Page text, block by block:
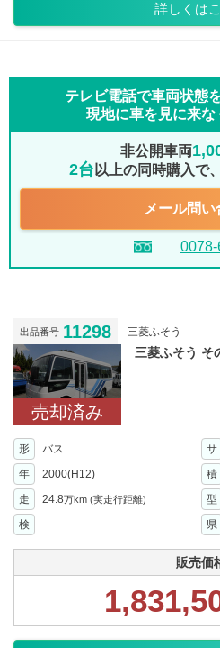
詳しくは
テレビ電話で車両状態
現地に車を見に来な
非公開車両
2台 以上の同時購入で
メール問い
0078-
出品番号 11298 三菱ふそう
売却済み
三菱ふそう そ
形 バス サ
年
2000(H12) 積
走 24.8万km (実走行距離) 型
検
- 県
販売価